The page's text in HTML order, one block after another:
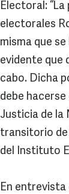
Electoral:
electorales
misma que
evidente que
cabo. Dicha
debe
Justicia de la
transitorio de
del Instituto
En entrevista